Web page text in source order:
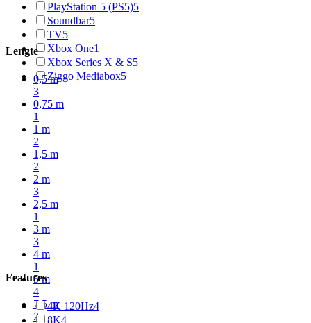
PlayStation 5 (PS5)5
Soundbar5
TV5
Xbox One1
Xbox Series X & S5
Ziggo Mediabox5
Lengte
0,5 m
3
0,75 m
1
1 m
2
1,5 m
2
2 m
3
2,5 m
1
3 m
3
4 m
1
5 m
4
7,5 m
2
Features
4K 120Hz4
8K4